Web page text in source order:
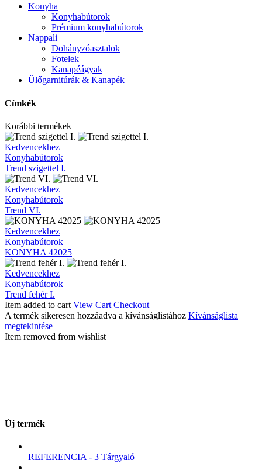
Konyha
Konyhabútorok
Prémium konyhabútorok
Nappali
Dohányzóasztalok
Fotelek
Kanapéágyak
Ülőgarnitúrák & Kanapék
Címkék
Korábbi termékek
Trend
szigettel
I.
Kedvencekhez
Konyhabútorok
Trend szigettel I.
Trend
VI.
Kedvencekhez
Konyhabútorok
Trend VI.
KONYHA
42025
Kedvencekhez
Konyhabútorok
KONYHA 42025
Trend
fehér
I.
Kedvencekhez
Konyhabútorok
Trend fehér I.
Item added to cart View Cart Checkout
A termék sikeresen hozzáadva a kívánságlistához Kívánságlista
megtekintése
Item removed from wishlist
Új termék
REFERENCIA - 3 Tárgyaló